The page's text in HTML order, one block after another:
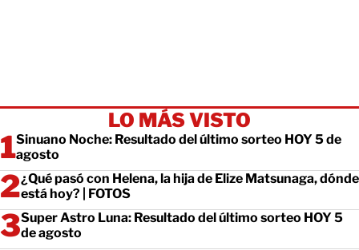
LO MÁS VISTO
Sinuano Noche: Resultado del último sorteo HOY 5 de
agosto
¿Qué pasó con Helena, la hija de Elize Matsunaga, dónde
está hoy? | FOTOS
Super Astro Luna: Resultado del último sorteo HOY 5
de agosto